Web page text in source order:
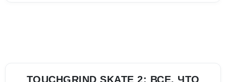
TOUCHGRIND SKATE 2: ВСЕ, ЧТО